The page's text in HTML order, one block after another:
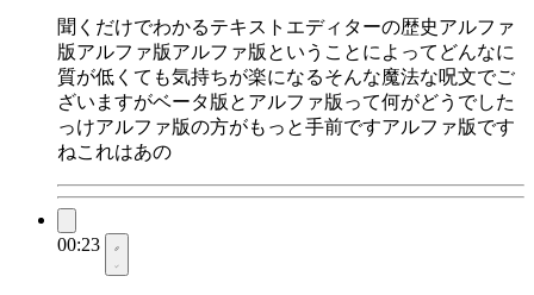
聞くだけでわかるテキストエディターの歴史アルファ
版アルファ版アルファ版ということによってどんなに
質が低くても気持ちが楽になるそんな魔法な呪文でご
ざいますがベータ版とアルファ版って何がどうでした
っけアルファ版の方がもっと手前ですアルファ版です
ねこれはあの
00:23